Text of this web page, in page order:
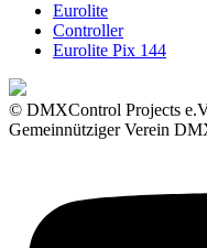
Eurolite
Controller
Eurolite Pix 144
© DMXControl Projects
Gemeinnütziger Verein